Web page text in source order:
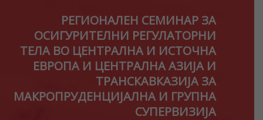
РЕГИОНАЛЕН СЕМИНАР ЗА
ОСИГУРИТЕЛНИ РЕГУЛАТОРНИ
ТЕЛА ВО ЦЕНТРАЛНА И ИСТОЧНА
ЕВРОПА И ЦЕНТРАЛНА АЗИЈА И
ТРАНСКАВКАЗИЈА ЗА
МАКРОПРУДЕНЦИЈАЛНА И ГРУПНА
СУПЕРВИЗИЈА